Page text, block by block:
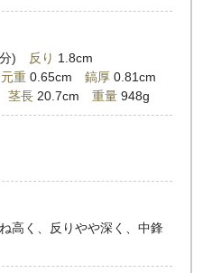
分) 反り 1.8cm
元重 0.65cm鎬厚 0.81cm
茎長 20.7cm重量 948g
高く、反りやや深く、中鋒